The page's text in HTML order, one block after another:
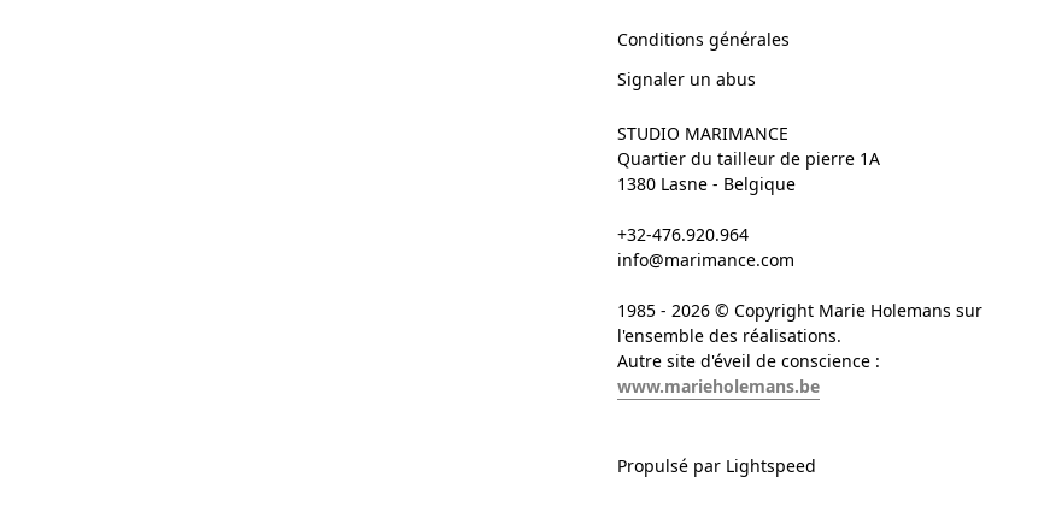
Conditions générales
Signaler un abus
STUDIO MARIMANCE
Quartier du tailleur de pierre 1A
1380 Lasne - Belgique
+32-476.920.964
info@marimance.com
1985 - 2026 © Copyright Marie Holemans sur
l'ensemble des réalisations.
Autre site d'éveil de conscience :
www.marieholemans.be
Propulsé par Lightspeed